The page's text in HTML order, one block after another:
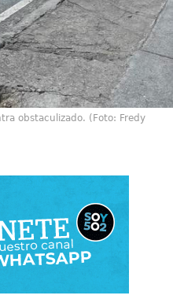
obstaculizado. (Foto: Fredy